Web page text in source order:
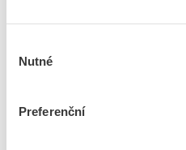
souhlasu
Nutné
Preferenční
Maximální proud